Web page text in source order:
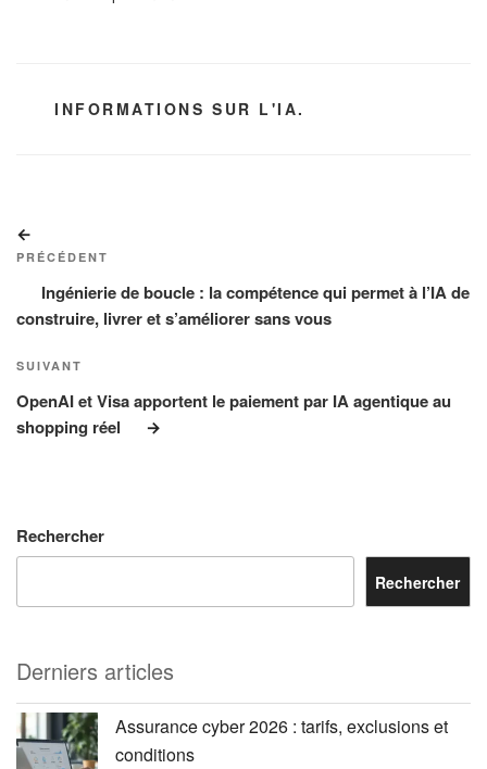
CATÉGORIES
INFORMATIONS SUR L'IA.
de
l’article
précédent
PRÉCÉDENT
Ingénierie de boucle : la compétence qui permet à l’IA de
construire, livrer et s’améliorer sans vous
Article
suivant
SUIVANT
OpenAI et Visa apportent le paiement par IA agentique au
shopping réel
Rechercher
Rechercher
Derniers articles
Assurance cyber 2026 : tarifs, exclusions et
conditions